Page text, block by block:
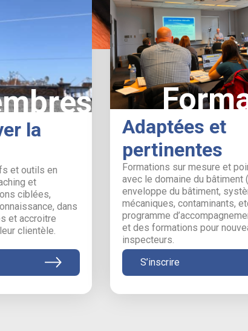
la
et outils en
et
ciblées,
dans
et accroitre
clientèle.
Adaptées et
pertinentes
Formations sur mesure et
avec le domaine du bâtiment
enveloppe du bâtiment,
mécaniques, contaminants,
programme
et des formations pour
inspecteurs.
S’inscrire